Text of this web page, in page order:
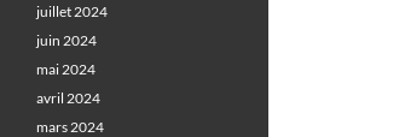
juillet 2024
juin 2024
mai 2024
avril 2024
mars 2024